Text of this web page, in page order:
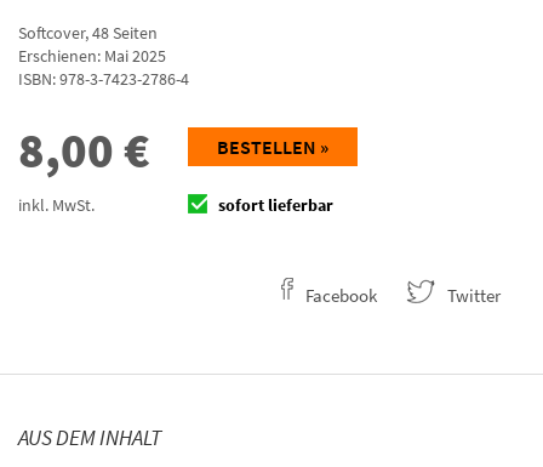
Softcover,48Seiten
Erschienen: Mai 2025
ISBN:978-3-7423-2786-4
8,00€
inkl. MwSt.
BESTELLEN »
sofort lieferbar
Facebook Twitter
AUS DEM INHALT